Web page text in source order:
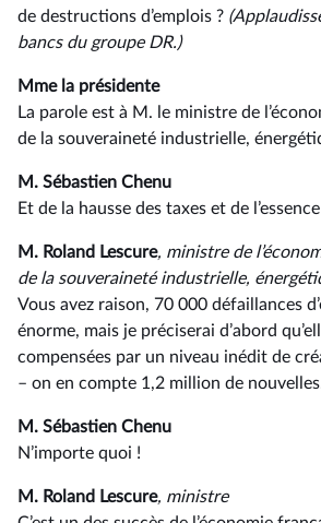
de destructions d’emplois ?
bancs du groupe DR.)
Mme la présidente
La parole est à M. le ministre de
de la souveraineté industrielle,
M. Sébastien Chenu
Et de la hausse des taxes et de
M. Roland Lescure, ministre de
de la souveraineté industrielle,
Vous avez raison, 70 000 défaillances
énorme, mais je préciserai d’abord
compensées par un niveau inédit de
–⁠ on en compte 1,2 million de
M. Sébastien Chenu
N’importe quoi !
M. Roland Lescure, ministre